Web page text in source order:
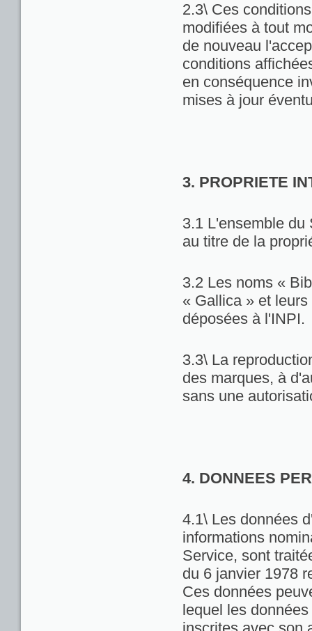
2.3\ Ces
modifiées à tout
de nouveau
conditions
en conséquence
mises à jour
3. PROPRIETE
3.1 L'ensemble du
au titre de la
3.2 Les noms «
« Gallica » et
déposées à l'INPI.
3.3\ La
des marques, à
sans une
4. DONNEES
4.1\ Les données
informations
Service, sont
du 6 janvier 1978
Ces données
lequel les